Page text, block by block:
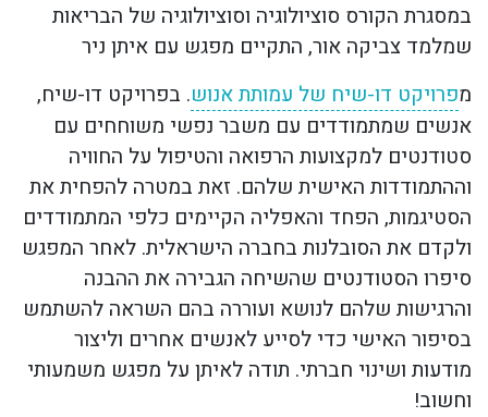
במסגרת הקורס סוציולוגיה וסוציולוגיה של הבריאות
שמלמד צביקה אור, התקיים מפגש עם איתן ניר
מפרויקט דו-שיח של עמותת אנוש. בפרויקט דו-שיח,
אנשים שמתמודדים עם משבר נפשי משוחחים עם
סטודנטים למקצועות הרפואה והטיפול על החוויה
וההתמודדות האישית שלהם. זאת במטרה להפחית את
הסטיגמות, הפחד והאפליה הקיימים כלפי המתמודדים
ולקדם את הסובלנות בחברה הישראלית. לאחר המפגש
סיפרו הסטודנטים שהשיחה הגבירה את ההבנה
והרגישות שלהם לנושא ועוררה בהם השראה להשתמש
בסיפור האישי כדי לסייע לאנשים אחרים וליצור
מודעות ושינוי חברתי. תודה לאיתן על מפגש משמעותי
וחשוב!